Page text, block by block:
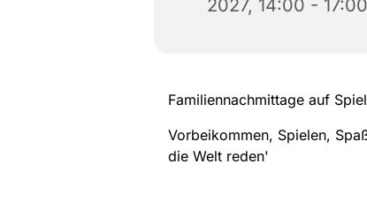
2027, 14:00 -
Familiennachmittage auf
Vorbeikommen, Spielen,
die Welt reden'